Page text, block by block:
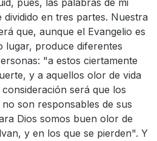
pues, las palabras de mi
en tres partes. Nuestra
que, aunque el Evangelio es
produce diferentes
"a estos ciertamente
y a aquellos olor de vida
será que los
son responsables de sus
Dios somos buen olor de
y en los que se pierden". Y